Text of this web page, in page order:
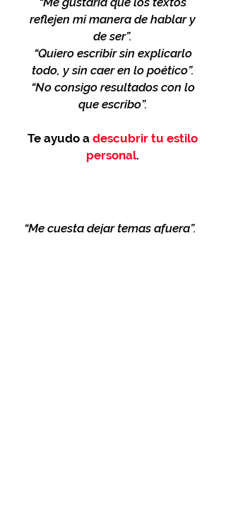
reflejen mi manera de hablar y
de ser”.
“Quiero escribir sin explicarlo
todo, y sin caer en lo poético”.
“No consigo resultados con lo
que escribo”.
Te ayudo a descubrir tu estilo
personal.
“Me cuesta dejar temas afuera”.